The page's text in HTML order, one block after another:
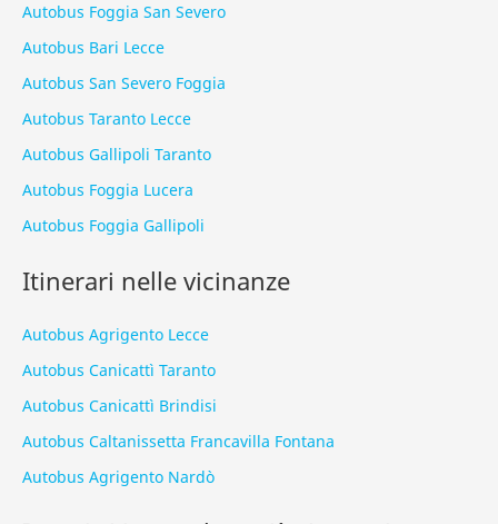
Autobus Foggia San Severo
Autobus Bari Lecce
Autobus San Severo Foggia
Autobus Taranto Lecce
Autobus Gallipoli Taranto
Autobus Foggia Lucera
Autobus Foggia Gallipoli
Itinerari nelle vicinanze
Autobus Agrigento Lecce
Autobus Canicattì Taranto
Autobus Canicattì Brindisi
Autobus Caltanissetta Francavilla Fontana
Autobus Agrigento Nardò